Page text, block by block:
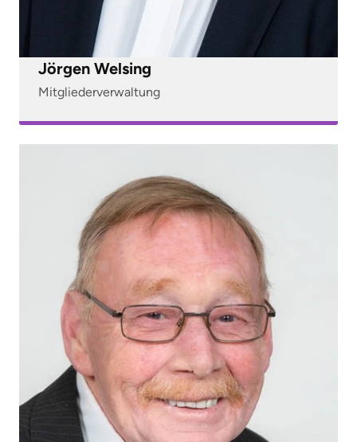
Jörgen Welsing
Mitgliederverwaltung